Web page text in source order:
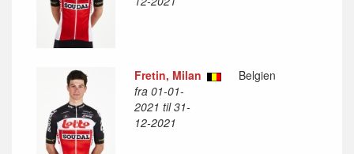
Fretin, Milan
fra 01-01-
2021 til 31-
12-2021
Belgien